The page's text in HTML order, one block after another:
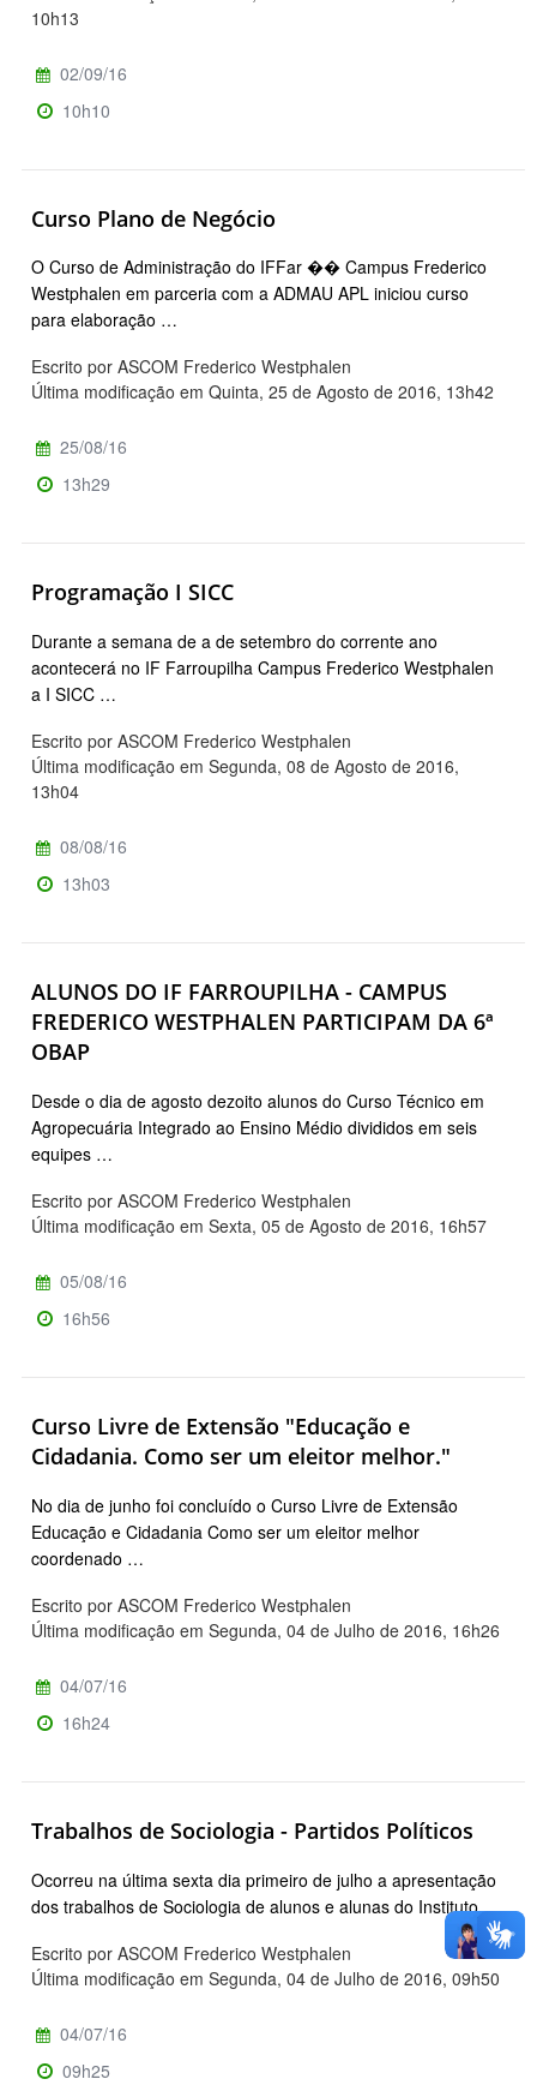
10h13
02/09/16
10h10
Curso Plano de Negócio
O Curso de Administração do IFFar �� Campus Frederico
Westphalen em parceria com a ADMAU APL iniciou curso
para elaboração …
Escrito por ASCOM Frederico Westphalen
Última modificação em Quinta, 25 de Agosto de 2016, 13h42
25/08/16
13h29
Programação I SICC
Durante a semana de a de setembro do corrente ano
acontecerá no IF Farroupilha Campus Frederico Westphalen
a I SICC …
Escrito por ASCOM Frederico Westphalen
Última modificação em Segunda, 08 de Agosto de 2016,
13h04
08/08/16
13h03
ALUNOS DO IF FARROUPILHA - CAMPUS
FREDERICO WESTPHALEN PARTICIPAM DA 6ª
OBAP
Desde o dia de agosto dezoito alunos do Curso Técnico em
Agropecuária Integrado ao Ensino Médio divididos em seis
equipes …
Escrito por ASCOM Frederico Westphalen
Última modificação em Sexta, 05 de Agosto de 2016, 16h57
05/08/16
16h56
Curso Livre de Extensão "Educação e
Cidadania. Como ser um eleitor melhor."
No dia de junho foi concluído o Curso Livre de Extensão
Educação e Cidadania Como ser um eleitor melhor
coordenado …
Escrito por ASCOM Frederico Westphalen
Última modificação em Segunda, 04 de Julho de 2016, 16h26
04/07/16
16h24
Trabalhos de Sociologia - Partidos Políticos
Ocorreu na última sexta dia primeiro de julho a apresentação
dos trabalhos de Sociologia de alunos e alunas do Instituto …
Escrito por ASCOM Frederico Westphalen
Última modificação em Segunda, 04 de Julho de 2016, 09h50
04/07/16
09h25